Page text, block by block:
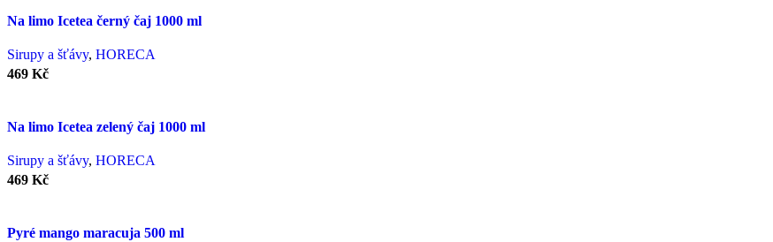
Na limo Icetea černý čaj 1000 ml
Sirupy a šťávy, HORECA
469 Kč
Na limo Icetea zelený čaj 1000 ml
Sirupy a šťávy, HORECA
469 Kč
Pyré mango maracuja 500 ml